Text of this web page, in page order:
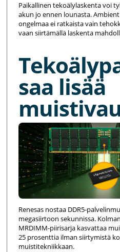
Paikallinen tekoälylaskenta voi
akun jo ennen lounasta.
ongelmaa ei ratkaista vain
vaan siirtämällä laskenta
saa lisää
Renesas nostaa DDR5-
megasiirtoon sekunnissa.
MRDIMM-piirisarja kasvattaa
25 prosenttia ilman siirtymistä
muistitekniikkaan.